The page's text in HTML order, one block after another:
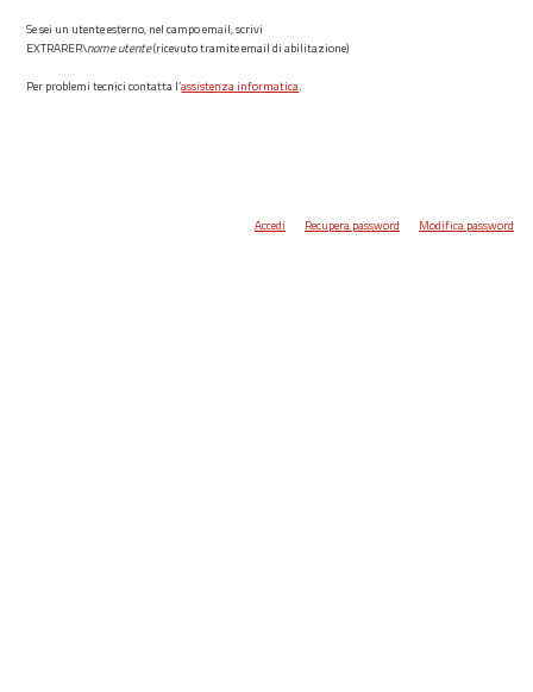
Se sei un utente esterno, nel campo email, scrivi
EXTRARER\nome utente(ricevuto tramite email di abilitazione)
Per problemi tecnici contatta l’assistenza informatica.
Accedi Recupera password Modifica password